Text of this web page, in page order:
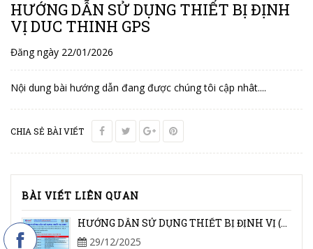
HƯỚNG DẪN SỬ DỤNG THIẾT BỊ ĐỊNH
VỊ DUC THINH GPS
Đăng ngày 22/01/2026
Nội dung bài hướng dẫn đang được chúng tôi cập nhât....
CHIA SẺ BÀI VIẾT
BÀI VIẾT LIÊN QUAN
HƯỚNG DẪN SỬ DỤNG THIẾT BỊ ĐỊNH VỊ (GSHT) ADSUN
29/12/2025